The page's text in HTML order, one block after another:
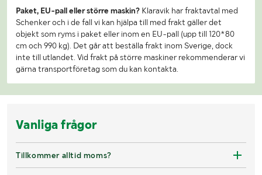
Paket, EU-pall eller större maskin? Klaravik har fraktavtal med
Schenker och i de fall vi kan hjälpa till med frakt gäller det
objekt som ryms i paket eller inom en EU-pall (upp till 120*80
cm och 990 kg). Det går att beställa frakt inom Sverige, dock
inte till utlandet. Vid frakt på större maskiner rekommenderar vi
gärna transportföretag som du kan kontakta.
Vanliga frågor
Tillkommer alltid moms?